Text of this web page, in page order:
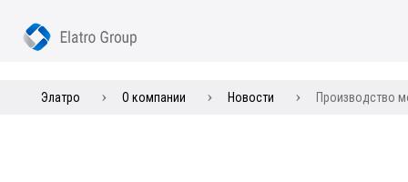
Элатро О компании Новости Производство